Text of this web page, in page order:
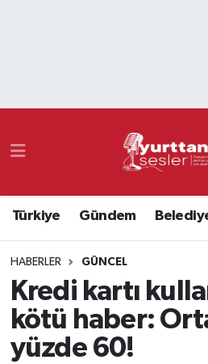
Türkiye Gündem
HABERLER GÜNCEL
Kredi kartı
kötü haber:
yüzde 60!
Namaz Vakitleri
Süper Lig Puan Durumu
Tüm Manşetler
Son Dakika Haberleri
Haber Arşivi